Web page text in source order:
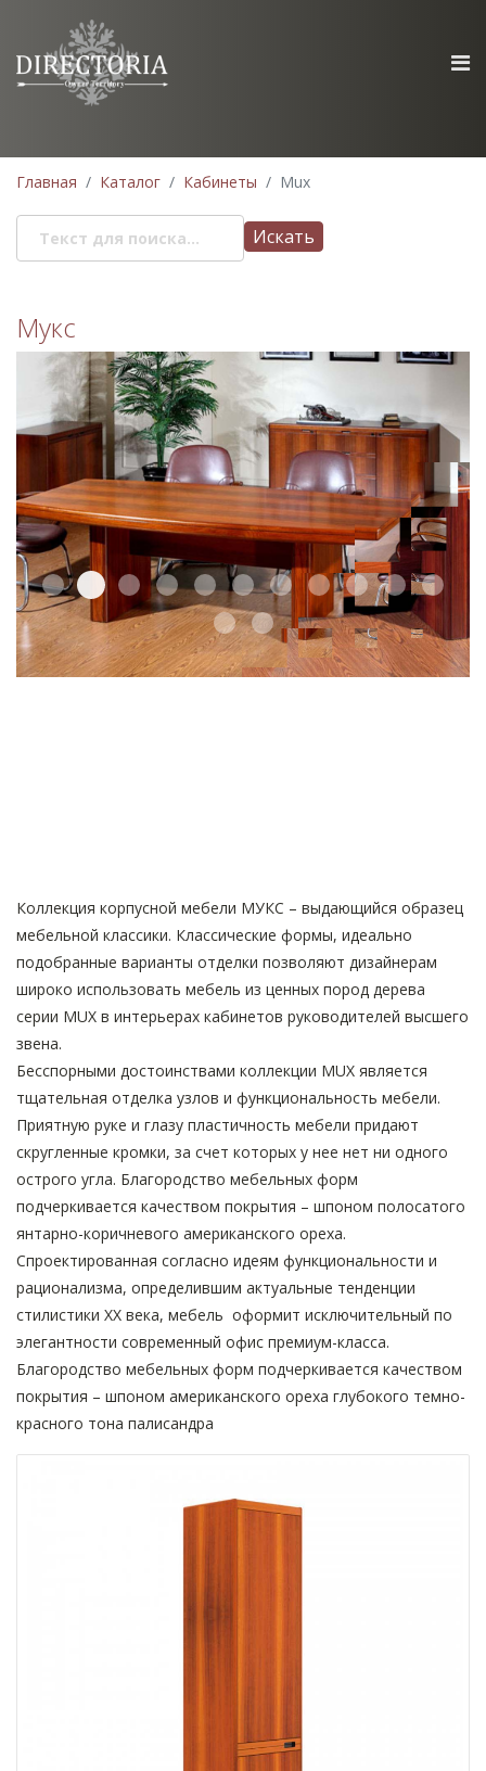
Главная Каталог Кабинеты Mux
Искать
Мукс
1 3 4 5 6 7 8 9 91
93
95
Коллекция корпусной мебели МУКС – выдающийся образец
мебельной классики. Классические формы, идеально
подобранные варианты отделки позволяют дизайнерам
широко использовать мебель из ценных пород дерева
серии MUX в интерьерах кабинетов руководителей высшего
звена.
Бесспорными достоинствами коллекции MUX является
тщательная отделка узлов и функциональность мебели.
Приятную руке и глазу пластичность мебели придают
скругленные кромки, за счет которых у нее нет ни одного
острого угла. Благородство мебельных форм
подчеркивается качеством покрытия – шпоном полосатого
янтарно-коричневого американского ореха.
Спроектированная согласно идеям функциональности и
рационализма, определившим актуальные тенденции
стилистики XX века, мебель оформит исключительный по
элегантности современный офис премиум-класса.
Благородство мебельных форм подчеркивается качеством
покрытия – шпоном американского ореха глубокого темно-
красного тона палисандра